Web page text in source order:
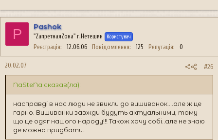
P Pashok
"ZапретнаяZона" г.Нетешин Користувач
Реєстрація 12.06.06 Повідомлення 125 Репутація 0
20.02.07 #26
NaSteNa сказав(ла):
насправді в нас люди не звикли до вишиванок....але ж це
гарно. Вишиванки завжди будуть актуальними, тому
що це одяг нашого народу!!! Також хочу собі..але не знаю
де можна придбати..